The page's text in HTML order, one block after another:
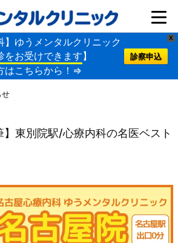
X
】ゆうメンタルクリニック
をお受けできます】
はこちらから！⇒
診察申込
せ
東別院駅/心療内科の名医ベスト